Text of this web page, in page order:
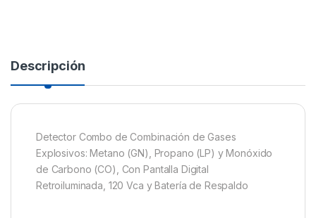
Descripción
Detector Combo de Combinación de Gases
Explosivos: Metano (GN), Propano (LP) y Monóxido
de Carbono (CO), Con Pantalla Digital
Retroiluminada, 120 Vca y Batería de Respaldo